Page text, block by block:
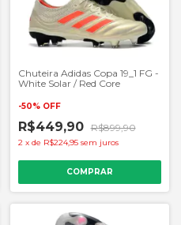
Chuteira Adidas Copa 19_1 FG -
White Solar / Red Core
-50% OFF
R$449,90 R$899,90
2 x de R$224,95 sem juros
COMPRAR